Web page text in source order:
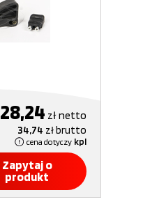
28,24 złnetto
34,74 złbrutto
cena dotyczy kpl
Zapytaj o
produkt